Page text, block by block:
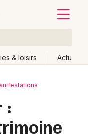
& loisirs Actu
:
Effacer les dates